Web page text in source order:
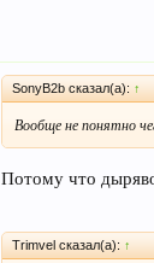
SonyB2b сказал(а): ↑
Вообще не понятно
Потому что
Trimvel сказал(а): ↑